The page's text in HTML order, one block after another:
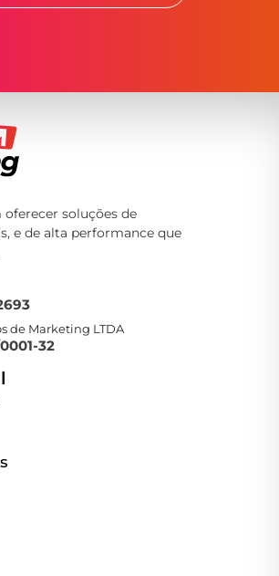
soluções de
e de alta performance que
de Marketing LTDA
32